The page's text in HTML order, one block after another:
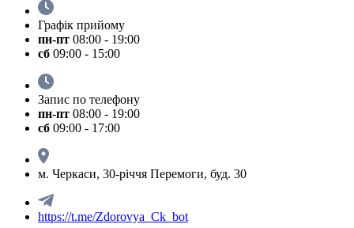
Графік прийому
пн-пт 08:00 - 19:00
сб 09:00 - 15:00
Запис по телефону
пн-пт 08:00 - 19:00
сб 09:00 - 17:00
м. Черкаси, 30-річчя Перемоги, буд. 30
https://t.me/Zdorovya_Ck_bot